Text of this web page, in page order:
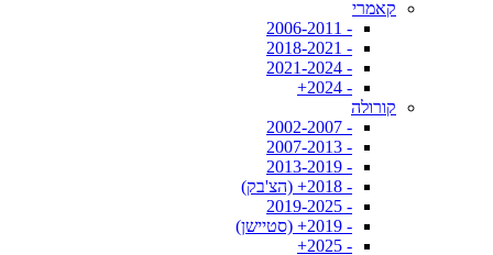
קאמרי
- 2006-2011
- 2018-2021
- 2021-2024
- 2024+
קורולה
- 2002-2007
- 2007-2013
- 2013-2019
- 2018+ (הצ'בק)
- 2019-2025
- 2019+ (סטיישן)
- 2025+